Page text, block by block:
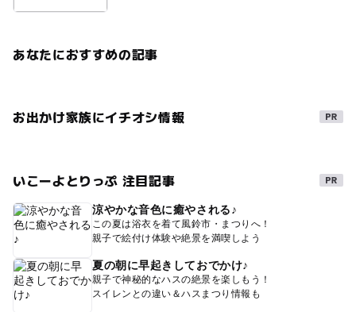
あなたにおすすめの記事
お出かけ家族にイチオシ情報
いこーよとりっぷ 注目記事
涼やかな音色に癒やされる♪
この夏は浴衣を着て風鈴市・まつりへ！
親子で絵付け体験や絶景を満喫しよう
夏の朝に早起きしておでかけ♪
親子で神秘的なハスの絶景を楽しもう！
スイレンとの違い＆ハスまつり情報も